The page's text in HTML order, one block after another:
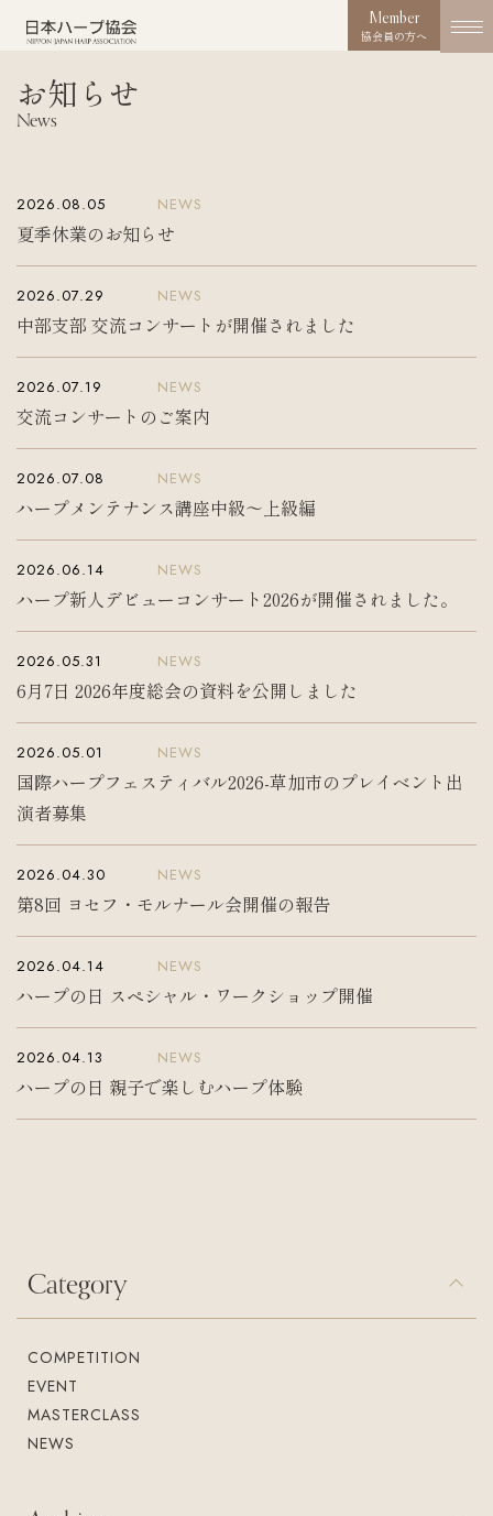
入会案内
お問い合わせ
協会の取り組み
コンクール
活動実績
News
Member
協会員の方へ
お知らせ
News
2026.08.05 NEWS
夏季休業のお知らせ
2026.07.29 NEWS
中部支部 交流コンサートが開催されました
2026.07.19 NEWS
交流コンサートのご案内
2026.07.08 NEWS
ハープメンテナンス講座中級〜上級編
2026.06.14 NEWS
ハープ新人デビューコンサート2026が開催されました。
2026.05.31 NEWS
6月7日 2026年度総会の資料を公開しました
2026.05.01 NEWS
国際ハープフェスティバル2026-草加市のプレイベント出
演者募集
2026.04.30 NEWS
第8回 ヨセフ・モルナール会開催の報告
2026.04.14 NEWS
ハープの日 スペシャル・ワークショップ開催
2026.04.13 NEWS
ハープの日 親子で楽しむハープ体験
Category
COMPETITION
EVENT
MASTERCLASS
NEWS